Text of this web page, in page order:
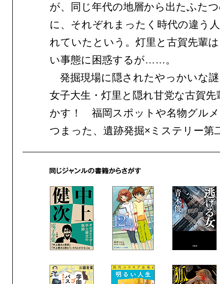
が、同じ年代の地層から出たふた
に、それぞれまったく時代の違う
れていたという。灯里と古賀先輩
い事態に困惑するが……。
発掘現場に隠されたやっかいな
女子大生・灯里と隠れ甘党な古賀先
かす！ 福岡スポットや名物グル
つまった、遺跡発掘×ミステリー第